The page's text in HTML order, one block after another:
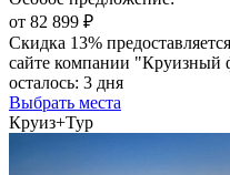
от 82 899 ₽
Скидка 13%
сайте компании "Круизный
осталось: 3 дня
Выбрать места
Круиз+Тур